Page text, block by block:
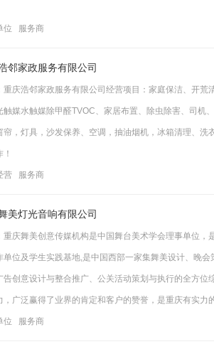
位 服务商
邻家政服务有限公司
重庆浩邻家政服务有限公司经营项目：家庭保洁、开
触媒水触媒除甲醛TVOC、家居布置、除虫除害、司机
帘，灯具，沙发保养、空调，抽油烟机，冰箱清理、
营 服务商
美灯光音响有限公司
重庆舞美创意传媒机构是中国舞台美术学会理事单位
单位及学生实践基地,是中国西部一家集舞美设计、晚
告创意设计与整合推广、公关活动策划与执行的全方
，广泛赢得了业界的肯定和客户的赞誉，是重庆有实力
位 服务商